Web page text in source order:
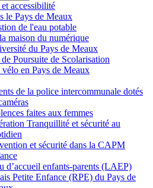
accessibilité
le Pays de Meaux
de l'eau potable
maison du numérique
du Pays de Meaux
Poursuite de Scolarisation
vélo en Pays de Meaux
de la police intercommunale dotés
faites aux femmes
Tranquillité et sécurité au
et sécurité dans la CAPM
d’accueil enfants-parents (LAEP)
Petite Enfance (RPE) du Pays de